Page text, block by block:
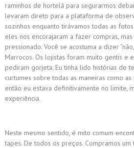
raminhos de hortelã para segurarmos
levaram direto para a plataforma de
sozinhos enquanto tirávamos todas as
eles nos encorajaram a fazer compras,
pressionado. Você se acostuma a dizer
Marrocos. Os lojistas foram muito gentis e
pediram gorjeta. Eu tinha lido histórias de
curtumes sobre todas as maneiras como as
então eu estava definitivamente no limite,
experiência.
Neste mesmo sentido, é mito comum
tapes. De todos os preços. Compramos